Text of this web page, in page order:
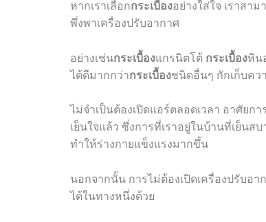
หากเราเลือกกระเบื้องอย่างใส่ใจ เราสา
พึ่งพาเครื่องปรับอากาศ
อย่างเช่นกระเบื้องแกรนิตโต้ กระเบื้องหิน
ได้ดีมากกว่ากระเบื้องชนิดอื่นๆ กักเก็บค
ไม่จำเป็นต้องเปิดแอร์ตลอดเวลา อาศัยก
เย็นใจแล้ว ซึ่งการที่เราอยู่ในบ้านที่เย็นส
ทำให้ร่างกายแข็งแรงมากขึ้น
นอกจากนั้น การไม่ต้องเปิดเครื่องปรับอ
ได้ในทางหนึ่งด้วย